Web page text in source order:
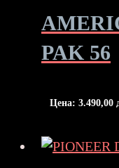
PAK 56
Цена: 3.490,00